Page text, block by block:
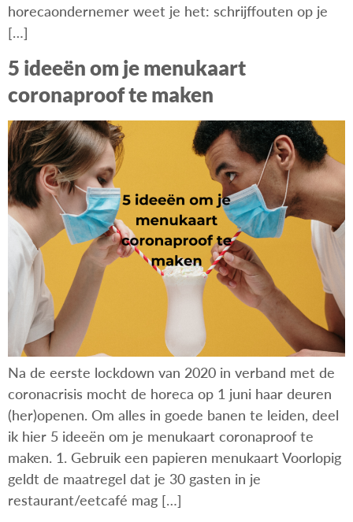
horecaondernemer weet je het: schrijffouten op je
[…]
5 ideeën om je menukaart
coronaproof te maken
Na de eerste lockdown van 2020 in verband met de
coronacrisis mocht de horeca op 1 juni haar deuren
(her)openen. Om alles in goede banen te leiden, deel
ik hier 5 ideeën om je menukaart coronaproof te
maken. 1. Gebruik een papieren menukaart Voorlopig
geldt de maatregel dat je 30 gasten in je
restaurant/eetcafé mag […]